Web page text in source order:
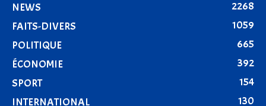
NEWS
2268
FAITS-DIVERS
1059
POLITIQUE
665
ÉCONOMIE
392
SPORT
154
INTERNATIONAL
130